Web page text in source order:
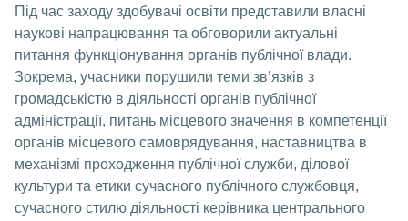
Під час заходу здобувачі освіти представили власні
наукові напрацювання та обговорили актуальні
питання функціонування органів публічної влади.
Зокрема, учасники порушили теми зв’язків з
громадськістю в діяльності органів публічної
адміністрації, питань місцевого значення в компетенції
органів місцевого самоврядування, наставництва в
механізмі проходження публічної служби, ділової
культури та етики сучасного публічного службовця,
сучасного стилю діяльності керівника центрального